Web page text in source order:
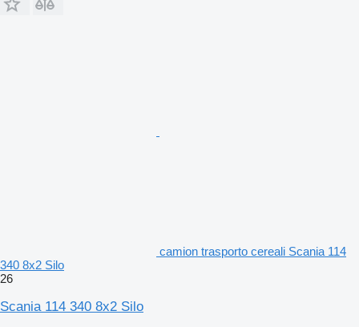
camion trasporto cereali Scania 114
340 8x2 Silo
26
Scania 114 340 8x2 Silo